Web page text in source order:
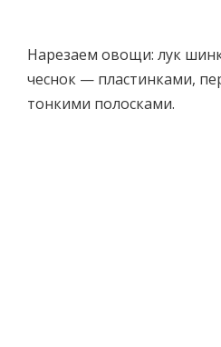
Нарезаем овощи: лук
чеснок — пластинками,
тонкими полосками.